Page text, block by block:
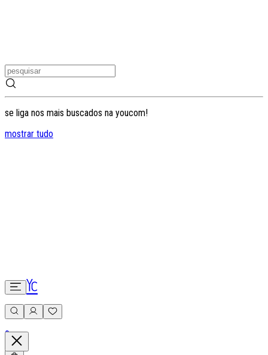
se liga nos mais buscados na youcom!
mostrar tudo
0